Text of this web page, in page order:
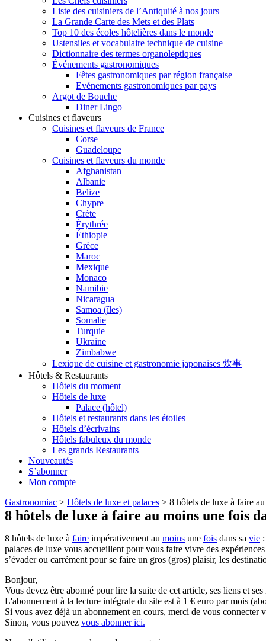
Liste des cuisiniers de l’Antiquité à nos jours
La Grande Carte des Mets et des Plats
Top 10 des écoles hôtelières dans le monde
Ustensiles et vocabulaire technique de cuisine
Dictionnaire des termes organoleptiques
Événements gastronomiques
Fêtes gastronomiques par région française
Evénements gastronomiques par pays
Argot de Bouche
Diner Lingo
Cuisines et flaveurs
Cuisines et flaveurs de France
Corse
Guadeloupe
Cuisines et flaveurs du monde
Afghanistan
Albanie
Belize
Chypre
Crète
Érythrée
Éthiopie
Grèce
Maroc
Mexique
Monaco
Namibie
Nicaragua
Samoa (îles)
Somalie
Turquie
Ukraine
Zimbabwe
Lexique de cuisine et gastronomie japonaises 炊事
Hôtels & Restaurants
Hôtels du moment
Hôtels de luxe
Palace (hôtel)
Hôtels et restaurants dans les étoiles
Hôtels d’écrivains
Hôtels fabuleux du monde
Les grands Restaurants
Nouveautés
S’abonner
Mon compte
Gastronomiac > Hôtels de luxe et palaces > 8 hôtels de luxe à faire
8 hôtels de luxe à faire au moins une fois
8 hôtels de luxe à faire impérativement au moins une fois dans sa vie
palaces de luxe vous accueillent pour vous faire vivre des
s’évader ou carrément pour se faire un gros (gros) plaisir, les
Bonjour,
Vous devez être abonné pour lire la suite de cet article, ses liens et ses
L'abonnement à la lecture intégrale du site est à 1 € euro par mois
Si vous avez déjà un abonnement en cours, merci de vous connecter
Sinon, vous pouvez vous abonner ici.